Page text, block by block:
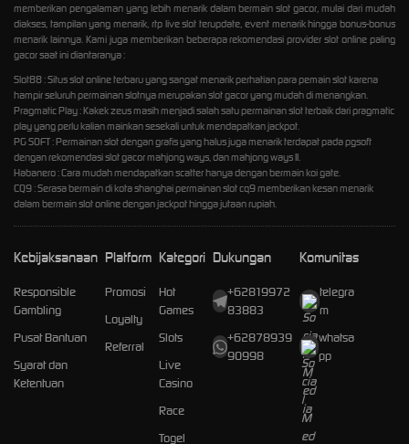
memberikan pengalaman yang lebih menarik dalam bermain slot gacor, mulai dari mudah
diakses, tampilan yang menarik, rtp live slot terupdate, event menarik hingga bonus-bonus
menarik lainnya. Kami juga memberikan beberapa rekomendasi provider slot online paling
gacor saat ini diantaranya :
Slot88 : Situs slot online terbaru yang sangat menarik perhatian para pemain slot karena
hampir seluruh permainan slotnya merupakan slot gacor yang mudah di menangkan.
Pragmatic Play : Kakek zeus masih menjadi salah satu permainan slot terbaik dari pragmatic
play yang perlu kalian mainkan sesekali untuk mendapatkan jackpot.
PG SOFT : Permainan slot dengan grafis yang halus juga menarik terdapat pada pgsoft
dengan rekomendasi slot gacor mahjong ways, dan mahjong ways II.
Habanero : Cara mudah mendapatkan scatter hanya dengan bermain koi gate.
CQ9 : Serasa bermain di kota shanghai permainan slot cq9 memberikan kesan menarik
dalam bermain slot online dengan jackpot hingga jutaan rupiah.
Kebijaksanaan
Responsible
Gambling
Pusat Bantuan
Syarat dan
Ketentuan
Platform
Promosi
Loyalty
Referral
Kategori
Hot
Games
Slots
Live
Casino
Race
Togel
Dukungan
+62819972
83883
+62878939
90998
Komunitas
telegra
m
whatsa
pp